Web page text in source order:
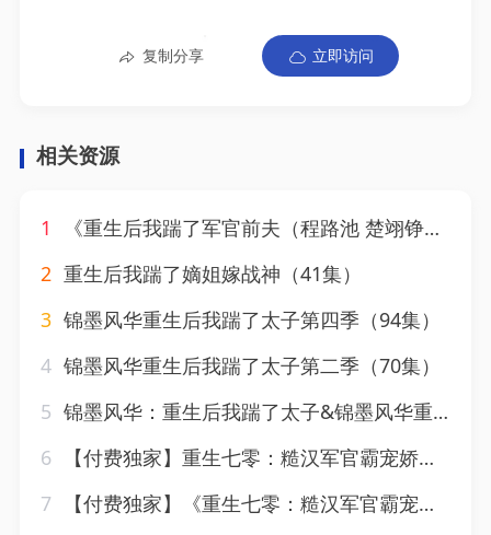
复制分享 立即访问
相关资源
1
《重生后我踹了军官前夫（程路池 楚翊铮）》.txt
2 重生后我踹了嫡姐嫁战神（41集）
3 锦墨风华重生后我踹了太子第四季（94集）
4 锦墨风华重生后我踹了太子第二季（70集）
5 锦墨风华：重生后我踹了太子&锦墨风华重生后我踹了太子（70集）漫剧
6
【付费独家】重生七零：糙汉军官霸宠娇娇知青宋娇娇、陆悍荇
7
【付费独家】《重生七零：糙汉军官霸宠娇娇知青》宋娇娇、陆悍荇 作者：兔笙.txt